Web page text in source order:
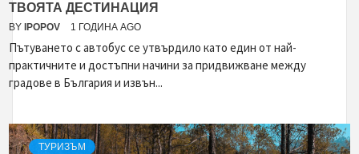
ТВОЯТА ДЕСТИНАЦИЯ
BY IPOPOV 1 ГОДИНА AGO
Пътуването с автобус се утвърдило като един от най-
практичните и достъпни начини за придвижване между
градове в България и извън...
ТУРИЗЪМ